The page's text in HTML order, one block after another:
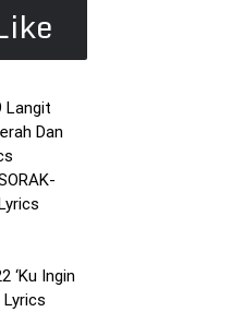
Langit
Dan
‘Ku Ingin